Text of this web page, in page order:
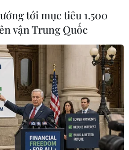
#Lực lượng chính phủ Ukraine
4
#Giải pháp hòa bình
tới mục tiêu 1.500
vận Trung Quốc